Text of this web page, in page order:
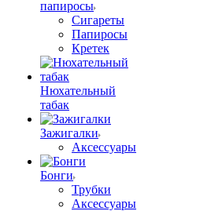
папиросы
Сигареты
Папиросы
Кретек
Нюхательный
табак
Зажигалки
Аксессуары
Бонги
Трубки
Аксессуары